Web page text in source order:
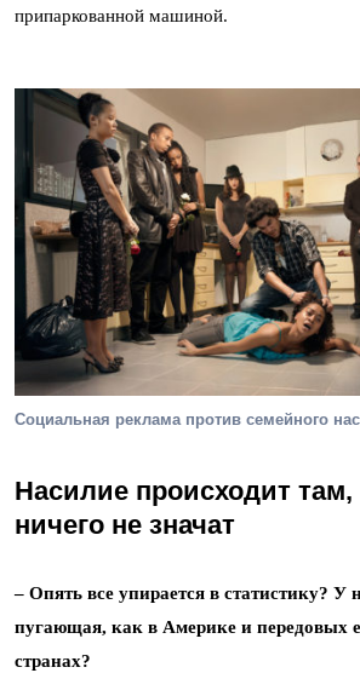
припаркованной машиной.
Социальная реклама против семейного
Насилие происходит там,
ничего не значат
– Опять все упирается в статистику? У
пугающая, как в Америке и передовых
странах?